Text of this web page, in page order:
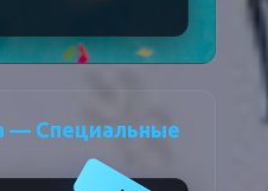
— Специальные